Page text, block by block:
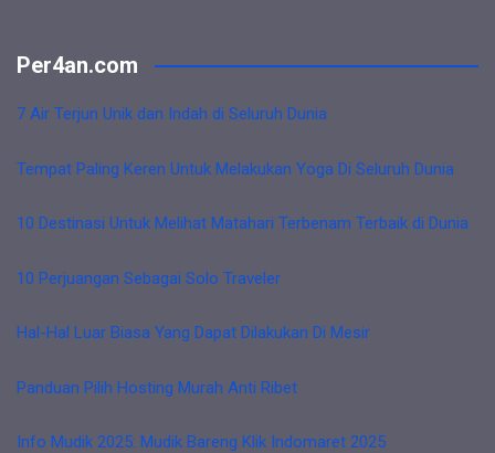
Per4an.com
7 Air Terjun Unik dan Indah di Seluruh Dunia
Tempat Paling Keren Untuk Melakukan Yoga Di Seluruh Dunia
10 Destinasi Untuk Melihat Matahari Terbenam Terbaik di Dunia
10 Perjuangan Sebagai Solo Traveler
Hal-Hal Luar Biasa Yang Dapat Dilakukan Di Mesir
Panduan Pilih Hosting Murah Anti Ribet
Info Mudik 2025: Mudik Bareng Klik Indomaret 2025